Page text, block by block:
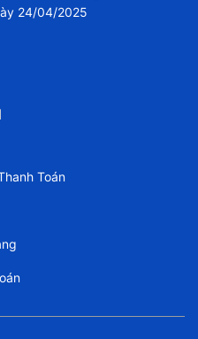
24/04/2025
Toán